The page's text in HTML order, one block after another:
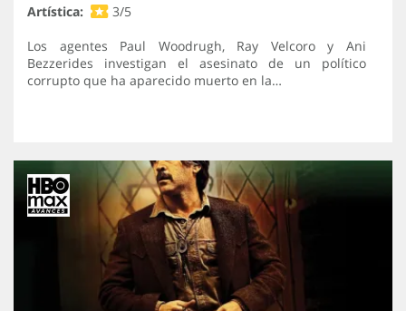
Artística:
3/5
Los agentes Paul Woodrugh, Ray Velcoro y Ani
Bezzerides investigan el asesinato de un político
corrupto que ha aparecido muerto en la…